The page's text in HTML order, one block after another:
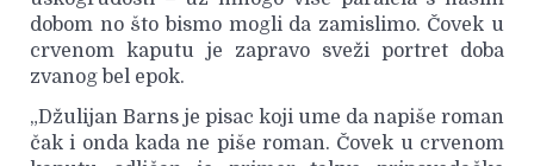
dobom no što bismo mogli da zamislimo. Čovek u
crvenom kaputu je zapravo sveži portret doba
zvanog bel epok.
„Džulijan Barns je pisac koji ume da napiše roman
čak i onda kada ne piše roman. Čovek u crvenom